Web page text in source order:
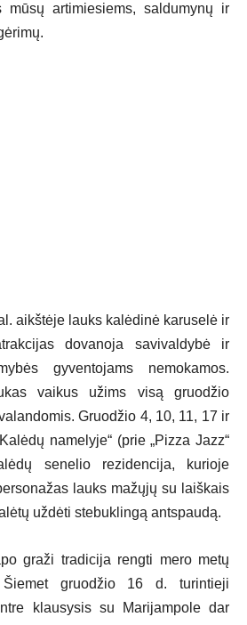
mūsų artimiesiems, saldumynų ir
aikštėje lauks kalėdinė karuselė ir
dovanoja savivaldybė ir
gyventojams nemokamos.
vaikus užims visą gruodžio
Gruodžio 4, 10, 11, 17 ir
namelyje“ (prie „Pizza Jazz“
senelio rezidencija, kurioje
lauks mažųjų su laiškais
uždėti stebuklingą antspaudą.
graži tradicija rengti mero metų
Šiemet gruodžio 16 d. turintieji
klausysis su Marijampole dar